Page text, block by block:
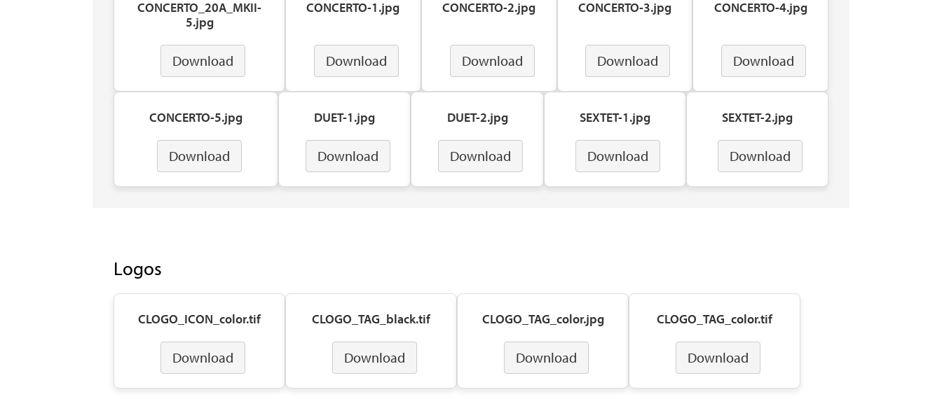
CONCERTO_20A_MKII-
5.jpg
Download
CONCERTO-1.jpg
Download
CONCERTO-2.jpg
Download
CONCERTO-3.jpg
Download
CONCERTO-4.jpg
Download
CONCERTO-5.jpg
Download
DUET-1.jpg
Download
DUET-2.jpg
Download
SEXTET-1.jpg
Download
SEXTET-2.jpg
Download
Logos
CLOGO_ICON_color.tif
Download
CLOGO_TAG_black.tif
Download
CLOGO_TAG_color.jpg
Download
CLOGO_TAG_color.tif
Download